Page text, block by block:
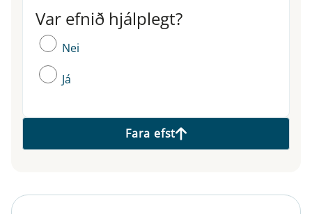
Var efnið hjálplegt?
Var efnið hjálplegt?
Nei
Já
Fara efst